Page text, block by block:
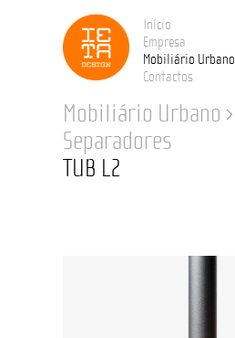
Início
Empresa
Mobiliário Urbano
Contactos
Mobiliário Urbano ›
Separadores
TUB L2